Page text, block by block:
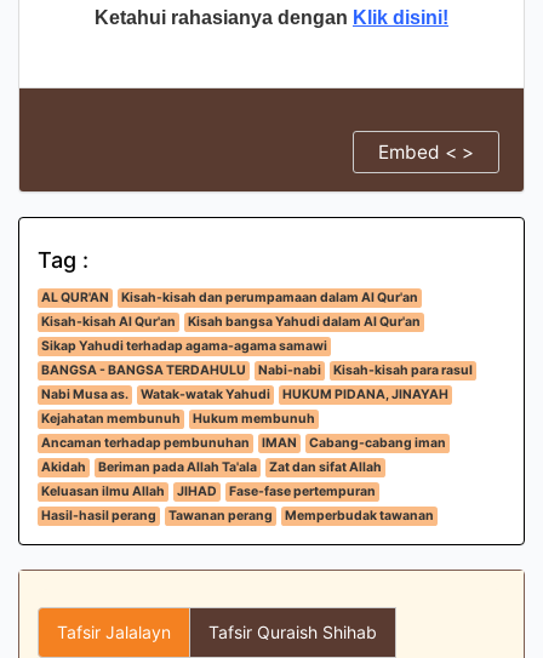
Ketahui rahasianya dengan Klik disini!
Embed < >
Tag :
AL QUR'AN
Kisah-kisah dan perumpamaan dalam Al Qur'an
Kisah-kisah Al Qur'an
Kisah bangsa Yahudi dalam Al Qur'an
Sikap Yahudi terhadap agama-agama samawi
BANGSA - BANGSA TERDAHULU
Nabi-nabi
Kisah-kisah para rasul
Nabi Musa as.
Watak-watak Yahudi
HUKUM PIDANA, JINAYAH
Kejahatan membunuh
Hukum membunuh
Ancaman terhadap pembunuhan
IMAN
Cabang-cabang iman
Akidah
Beriman pada Allah Ta'ala
Zat dan sifat Allah
Keluasan ilmu Allah
JIHAD
Fase-fase pertempuran
Hasil-hasil perang
Tawanan perang Memperbudak tawanan
Tafsir Jalalayn Tafsir Quraish Shihab